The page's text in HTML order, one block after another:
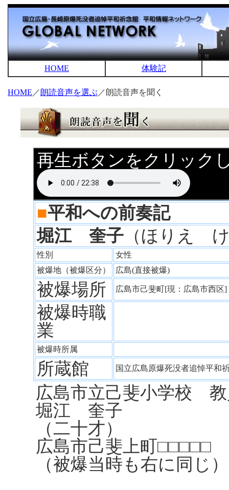
HOME 体験記
HOME ／朗読音声を選ぶ ／朗読音声を聞く
再生ボタンをクリック
■平和への前奏記
堀江 奎子 （ほりえ
性別
女性
被爆地（被爆区分）
広島(直接被爆)
被爆場所 広島市己斐町[現：広島市西
被爆時職
業
被爆時所属
所蔵館 国立広島原爆死没者追悼平
広島市立己斐小学校
堀江 奎子
（二十才）
広島市己斐上町□□□□□
（被爆当時も右に同じ）